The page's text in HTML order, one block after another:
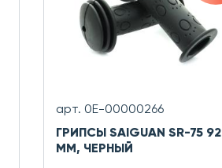
арт. 0Е-00000266
ГРИПСЫ SAIGUAN SR-75 92
ММ, ЧЕРНЫЙ